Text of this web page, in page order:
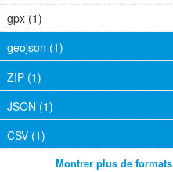
gpx (1)
geojson (1)
ZIP (1)
JSON (1)
CSV (1)
Montrer plus de formats